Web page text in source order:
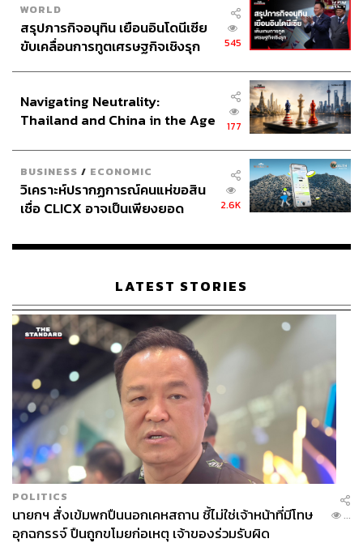
WORLD
สรุปภารกิจอนุทิน เยือนอินโดนีเซีย
ขับเคลื่อนการทูตเศรษฐกิจเชิงรุก
545
Navigating Neutrality:
Thailand and China in the Age
177
BUSINESS / ECONOMIC
วิเคราะห์ปรากฏการณ์คนแห่ขอสิน
เชื่อ CLICX อาจเป็นเพียงยอด
เรือนไทยที่ถูกซุกไว้
2.6K
LATEST STORIES
POLITICS
นายกฯ สั่งเข้มพกปืนนอกเคหสถาน ชี้ไม่ใช่เจ้าหน้าที่มีโทษ
อุกฉกรรจ์ ปืนถูกขโมยก่อเหตุ เจ้าของร่วมรับผิด
...